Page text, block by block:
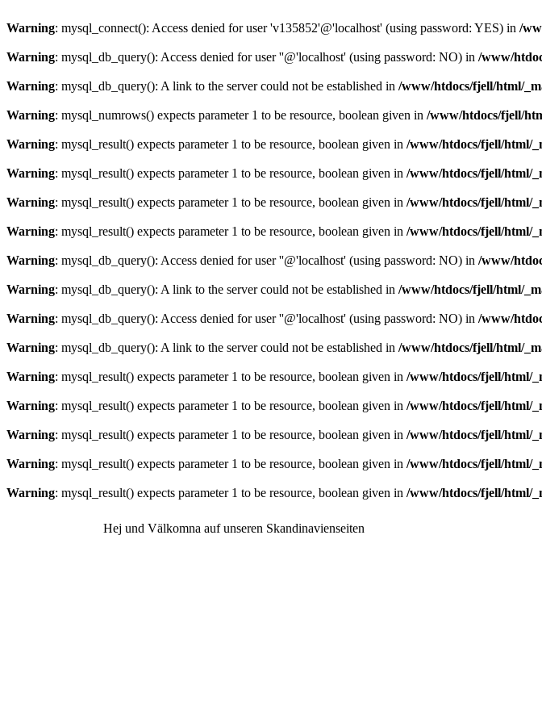
Warning: mysql_connect(): Access denied for user 'v135852'@'localhost' (using password: YES) in /
Warning: mysql_db_query(): Access denied for user ''@'localhost' (using password: NO) in /www/
Warning: mysql_db_query(): A link to the server could not be established in /www/htdocs/fjell/html/
Warning: mysql_numrows() expects parameter 1 to be resource, boolean given in /www/htdocs/fjell/
Warning: mysql_result() expects parameter 1 to be resource, boolean given in /www/htdocs/fjell/html/
Warning: mysql_result() expects parameter 1 to be resource, boolean given in /www/htdocs/fjell/html/
Warning: mysql_result() expects parameter 1 to be resource, boolean given in /www/htdocs/fjell/html/
Warning: mysql_result() expects parameter 1 to be resource, boolean given in /www/htdocs/fjell/html/
Warning: mysql_db_query(): Access denied for user ''@'localhost' (using password: NO) in /www/
Warning: mysql_db_query(): A link to the server could not be established in /www/htdocs/fjell/html/
Warning: mysql_db_query(): Access denied for user ''@'localhost' (using password: NO) in /www/
Warning: mysql_db_query(): A link to the server could not be established in /www/htdocs/fjell/html/
Warning: mysql_result() expects parameter 1 to be resource, boolean given in /www/htdocs/fjell/html/
Warning: mysql_result() expects parameter 1 to be resource, boolean given in /www/htdocs/fjell/html/
Warning: mysql_result() expects parameter 1 to be resource, boolean given in /www/htdocs/fjell/html/
Warning: mysql_result() expects parameter 1 to be resource, boolean given in /www/htdocs/fjell/html/
Warning: mysql_result() expects parameter 1 to be resource, boolean given in /www/htdocs/fjell/html/
Hej und Välkomna auf unseren Skandinavienseiten